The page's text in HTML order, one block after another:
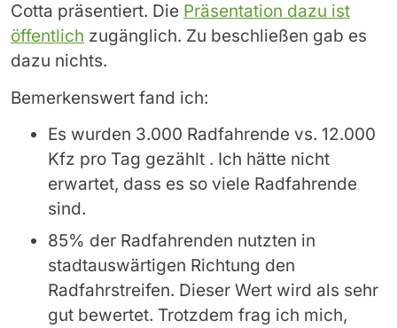
Cotta präsentiert. Die Präsentation dazu ist
öffentlich zugänglich. Zu beschließen gab es
dazu nichts.
Bemerkenswert fand ich:
Es wurden 3.000 Radfahrende vs. 12.000
Kfz pro Tag gezählt . Ich hätte nicht
erwartet, dass es so viele Radfahrende
sind.
85% der Radfahrenden nutzten in
stadtauswärtigen Richtung den
Radfahrstreifen. Dieser Wert wird als sehr
gut bewertet. Trotzdem frag ich mich,